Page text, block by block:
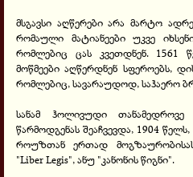
მსგავსი აღწერები არა მარტო
რომაული მატიანეები უკვე
რომლებიც ცას კვეთდნენ. 1561
მოწმეები აღწერდნენ სფეროებს,
რომლებიც, სავარაუდოდ, საჰაერო
სანამ ჰოლივუდი თანამედროვე
წარმოდგენას შეაჩვევდა, 1904
როუზთან ერთად
"Liber Legis", ანუ "კანონის წიგნი".